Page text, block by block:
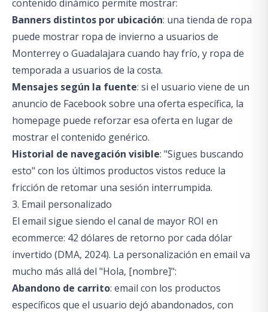
contenido dinámico permite mostrar:
Banners distintos por ubicación: una tienda de ropa
puede mostrar ropa de invierno a usuarios de
Monterrey o Guadalajara cuando hay frío, y ropa de
temporada a usuarios de la costa.
Mensajes según la fuente: si el usuario viene de un
anuncio de Facebook sobre una oferta específica, la
homepage puede reforzar esa oferta en lugar de
mostrar el contenido genérico.
Historial de navegación visible: "Sigues buscando
esto" con los últimos productos vistos reduce la
fricción de retomar una sesión interrumpida.
3. Email personalizado
El email sigue siendo el canal de mayor ROI en
ecommerce: 42 dólares de retorno por cada dólar
invertido (DMA, 2024). La personalización en email va
mucho más allá del "Hola, [nombre]":
Abandono de carrito: email con los productos
específicos que el usuario dejó abandonados, con